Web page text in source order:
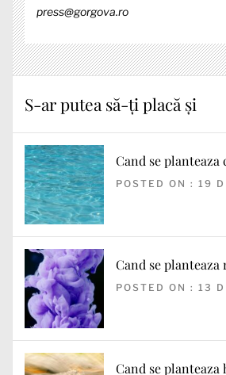
press@gorgova.ro
S-ar putea să-ți placă și
Cand se
POSTED ON : 19
Cand se
POSTED ON : 13
Cand se planteaza